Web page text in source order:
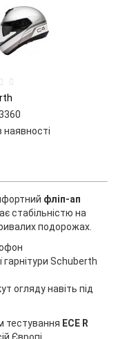
наявності
фліп-ап
стабільністю на
подорожах.
гарнітури Schuberth
огляду навіть під
тестування ECE R